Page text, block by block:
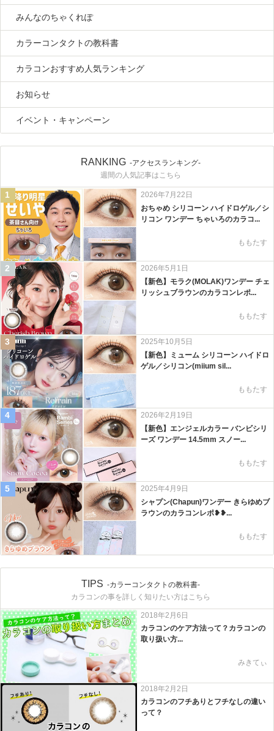
みんなのちゃくれぽ
カラーコンタクトの教科書
カラコンおすすめ人気ランキング
お知らせ
イベント・キャンペーン
RANKING -アクセスランキング-
週間の人気記事はこちら
1
2026年7月22日
おちゃめ シリコーン ハイドロゲル／シ
リコン ワンデー ちゃいろのカラコ...
ももたす
2
2026年5月1日
【新色】モラク(MOLAK)ワンデー チェ
リッシュブラウンのカラコンレポ...
ももたす
3
2025年10月5日
【新色】ミューム シリコーン ハイドロ
ゲル／シリコン(miium sil...
ももたす
4
2026年2月19日
【新色】エンジェルカラー バンビシリ
ーズ ワンデー 14.5mm スノー...
ももたす
5
2025年4月9日
シャプン(Chapun)ワンデー きらゆめブ
ラウンのカラコンレポ❥❥...
ももたす
TIPS -カラーコンタクトの教科書-
カラコンの事を詳しく知りたい方はこちら
2018年2月6日
カラコンのケア方法って？カラコンの
取り扱い方...
みきてぃ
2018年2月2日
カラコンのフチありとフチなしの違い
って？